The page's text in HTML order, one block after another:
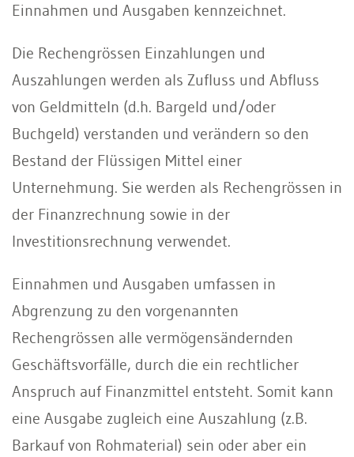
Einnahmen und Ausgaben kennzeichnet.
Die Rechengrössen Einzahlungen und
Auszahlungen werden als Zufluss und Abfluss
von Geldmitteln (d.h. Bargeld und/oder
Buchgeld) verstanden und verändern so den
Bestand der Flüssigen Mittel einer
Unternehmung. Sie werden als Rechengrössen in
der Finanzrechnung sowie in der
Investitionsrechnung verwendet.
Einnahmen und Ausgaben umfassen in
Abgrenzung zu den vorgenannten
Rechengrössen alle vermögensändernden
Geschäftsvorfälle, durch die ein rechtlicher
Anspruch auf Finanzmittel entsteht. Somit kann
eine Ausgabe zugleich eine Auszahlung (z.B.
Barkauf von Rohmaterial) sein oder aber ein